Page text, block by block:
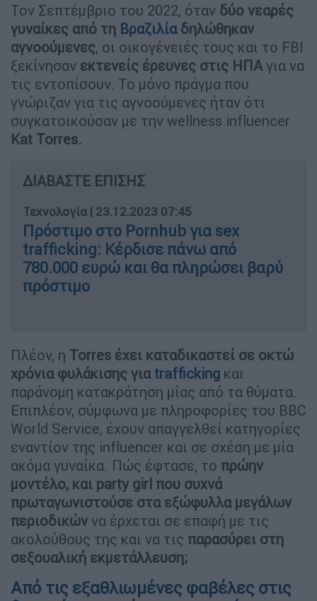
Τον Σεπτέμβριο του 2022, όταν δύο νεαρές
γυναίκες από τη Βραζιλίαδηλώθηκαν
αγνοούμενες, οι οικογένειές τους και το FBI
ξεκίνησαν εκτενείς έρευνες στις ΗΠΑ για να
τις εντοπίσουν. Το μόνο πράγμα που
γνώριζαν για τις αγνοούμενες ήταν ότι
συγκατοικούσαν με την wellness influencer
Kat Torres.
ΔΙΑΒΑΣΤΕ ΕΠΙΣΗΣ
Τεχνολογία | 23.12.2023 07:45
Πρόστιμο στο Pornhub για sex
trafficking: Κέρδισε πάνω από
780.000 ευρώ και θα πληρώσει βαρύ
πρόστιμο
Πλέον, η Torres έχει καταδικαστεί σε οκτώ
χρόνια φυλάκισης γιαtrafficking και
παράνομη κατακράτηση μίας από τα θύματα.
Επιπλέον, σύμφωνα με πληροφορίες του BBC
World Service, έχουν απαγγελθεί κατηγορίες
εναντίον της influencer και σε σχέση με μία
ακόμα γυναίκα. Πώς έφτασε, το πρώην
μοντέλο, και party girl που συχνά
πρωταγωνιστούσε στα εξώφυλλα μεγάλων
περιοδικών να έρχεται σε επαφή με τις
ακολούθους της και να τις παρασύρει στη
σεξουαλική εκμετάλλευση;
Από τις εξαθλιωμένες φαβέλες στις